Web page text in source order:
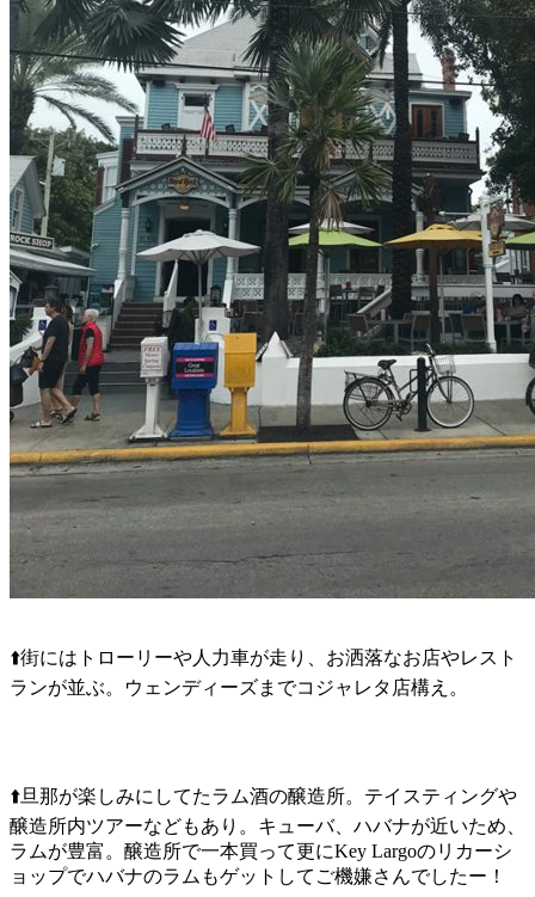
⬆️街にはトローリーや人力車が走り、お洒落なお店やレスト
ランが並ぶ。ウェンディーズまでコジャレタ店構え。
⬆️旦那が楽しみにしてたラム酒の醸造所。テイスティングや
醸造所内ツアーなどもあり。キューバ、ハバナが近いため、
ラムが豊富。醸造所で一本買って更にKey Largoのリカーシ
ョップでハバナのラムもゲットしてご機嫌さんでしたー！